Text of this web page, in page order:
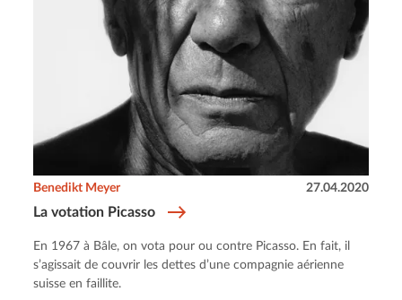
La votation Picasso
Benedikt Meyer 27.04.2020
En 1967 à Bâle, on vota pour ou contre Picasso. En fait, il
s’agissait de couvrir les dettes d’une compagnie aérienne
suisse en faillite.